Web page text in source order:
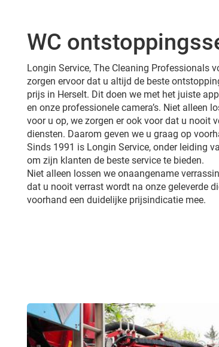
WC
Longin Service, The Cleaning Professionals
zorgen ervoor dat u altijd de beste
prijs in Herselt. Dit doen we met het juiste
en onze professionele camera’s. Niet alleen
voor u op, we zorgen er ook voor dat u nooit
diensten. Daarom geven we u graag op
Sinds 1991 is Longin Service, onder leiding
om zijn klanten de beste service te bieden.
Niet alleen lossen we onaangename
dat u nooit verrast wordt na onze geleverde
voorhand een duidelijke prijsindicatie mee.